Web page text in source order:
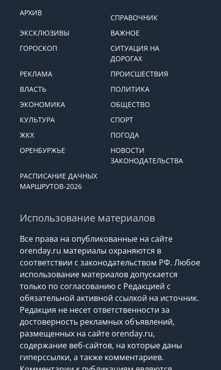
АРХИВ
СПРАВОЧНИК
ЭКСКЛЮЗИВЫ
ВАЖНОЕ
ГОРОСКОП
СИТУАЦИЯ НА
ДОРОГАХ
РЕКЛАМА
ПРОИСШЕСТВИЯ
ВЛАСТЬ
ПОЛИТИКА
ЭКОНОМИКА
ОБЩЕСТВО
КУЛЬТУРА
СПОРТ
ЖКХ
ПОГОДА
ОРЕНБУРЖЬЕ
НОВОСТИ
ЗАКОНОДАТЕЛЬСТВА
РАСПИСАНИЕ ДАЧНЫХ
МАРШРУТОВ-2026
Использование материалов
Все права на опубликованные на сайте
orenday.ru материалы охраняются в
соответствии с законодательством РФ. Любое
использование материалов допускается
только по согласованию с Редакцией с
обязательной активной ссылкой на источник.
Редакция не несет ответственности за
достоверность рекламных объявлений,
размещенных на сайте orenday.ru,
содержание веб-сайтов, на которые даны
гиперссылки, а также комментариев.